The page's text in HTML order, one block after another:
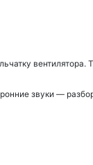
вентилятора.
звуки —